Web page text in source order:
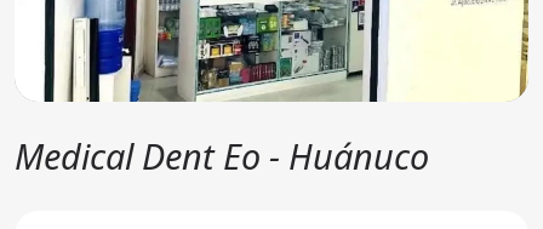
Medical Dent Eo - Huánuco